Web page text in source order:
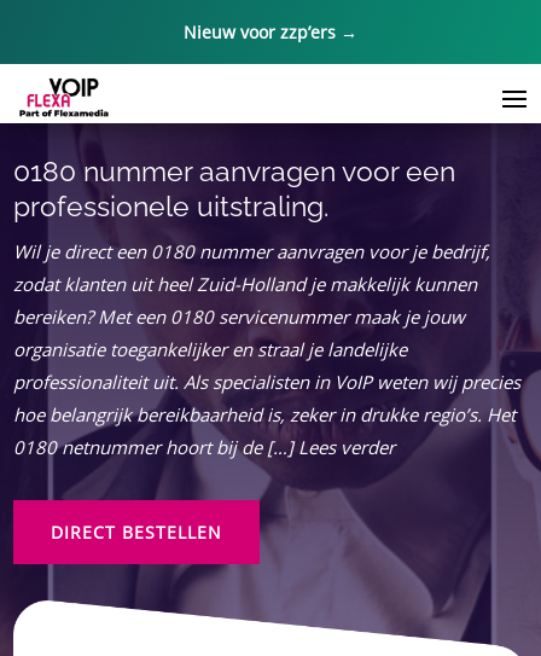
Nieuw voor zzp’ers →
0180 nummer aanvragen voor een
professionele uitstraling.
Wil je direct een 0180 nummer aanvragen voor je bedrijf,
zodat klanten uit heel Zuid-Holland je makkelijk kunnen
bereiken? Met een 0180 servicenummer maak je jouw
organisatie toegankelijker en straal je landelijke
professionaliteit uit. Als specialisten in VoIP weten wij precies
hoe belangrijk bereikbaarheid is, zeker in drukke regio’s. Het
0180 netnummer hoort bij de […] Lees verder
DIRECT BESTELLEN